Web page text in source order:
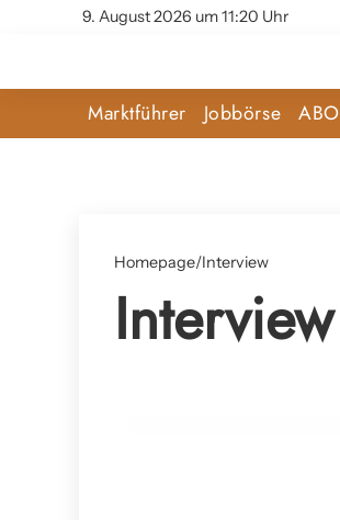
9. August 2026 um 11:20 Uhr
Marktführer Jobbörse ABO
Homepage/Interview
Interview
05. Mai 2025